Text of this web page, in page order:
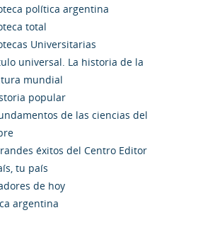
política argentina
total
Universitarias
universal. La historia de la
mundial
popular
de las ciencias del
éxitos del Centro Editor
tu país
de hoy
argentina